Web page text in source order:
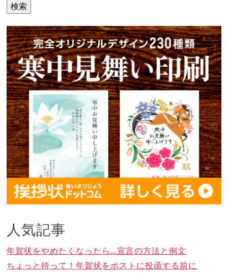
検索
人気記事
年賀状をやめたくなったら…宣言の方法と例文
ちょっと待って！年賀状をポストに投函する前に